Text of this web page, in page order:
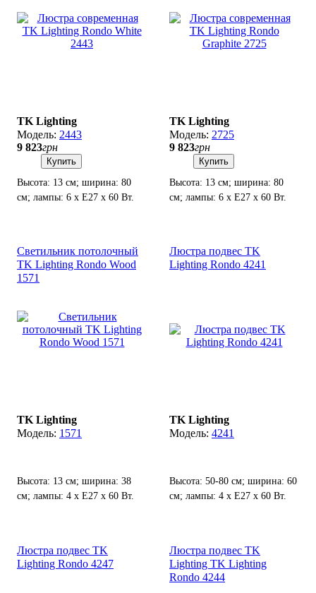
TK Lighting
2443
9 823грн
Купить
Высота: 13 см; ширина: 80
см; лампы: 6 х Е27 х 60 Вт.
TK Lighting
2725
9 823грн
Купить
Высота: 13 см; ширина: 80
см; лампы: 6 х Е27 х 60 Вт.
Светильник потолочный
TK Lighting Rondo Wood
1571
TK Lighting
1571
Высота: 13 см; ширина: 38
см; лампы: 4 х E27 х 60 Вт.
Люстра подвес TK
Lighting Rondo 4241
TK Lighting
4241
Высота: 50-80 см; ширина: 60
см; лампы: 4 х Е27 х 60 Вт.
Люстра подвес TK
Lighting Rondo 4247
Люстра подвес TK
Lighting TK Lighting
Rondo 4244